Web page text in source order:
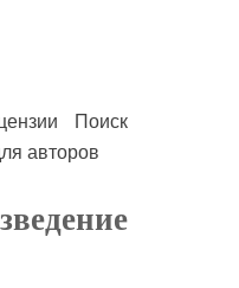
Поиск
авторов